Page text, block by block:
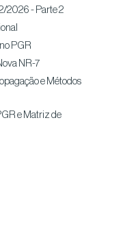
2026 - Parte 2
PGR
NR-7
e Métodos
e Matriz de